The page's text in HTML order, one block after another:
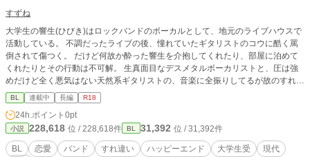
すずね
大学生の響生(ひびき)はロックバンドのボーカルとして、地元のライブハウスで
活動している。 不調だったライブの後、憧れていたギタリストのコウに酷く罵
倒されて傷つく。 だけど何故か酔った響生を介抱してくれたり、部屋に泊めて
くれたりとその行動は不可解。 生真面目なデスメタルボーカリストと、圧は強
めだけど全く悪気はない天然系ギタリストの、音楽に全振りしてるが故のすれ違
いじれじれラブ。 音楽の描写長め。 特殊なジャンルの為、興味ない方は読み飛
ばしながら進めてください。 久しぶりの現代ものです。 短編のつもりですが、
長くなってしまったらすみません（汗）
BL 連載中 長編 R18
24h.ポイント 0pt
小説 228,618 位 / 228,618件 BL 31,392 位 / 31,392件
BL 恋愛 バンド すれ違い ハッピーエンド 大学生受
現代